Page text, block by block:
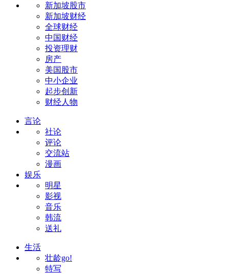
新加坡股市
新加坡财经
全球财经
中国财经
投资理财
房产
美国股市
中小企业
起步创新
财经人物
言论
社论
评论
交流站
漫画
娱乐
明星
影视
音乐
韩流
送礼
生活
壮龄go!
特写